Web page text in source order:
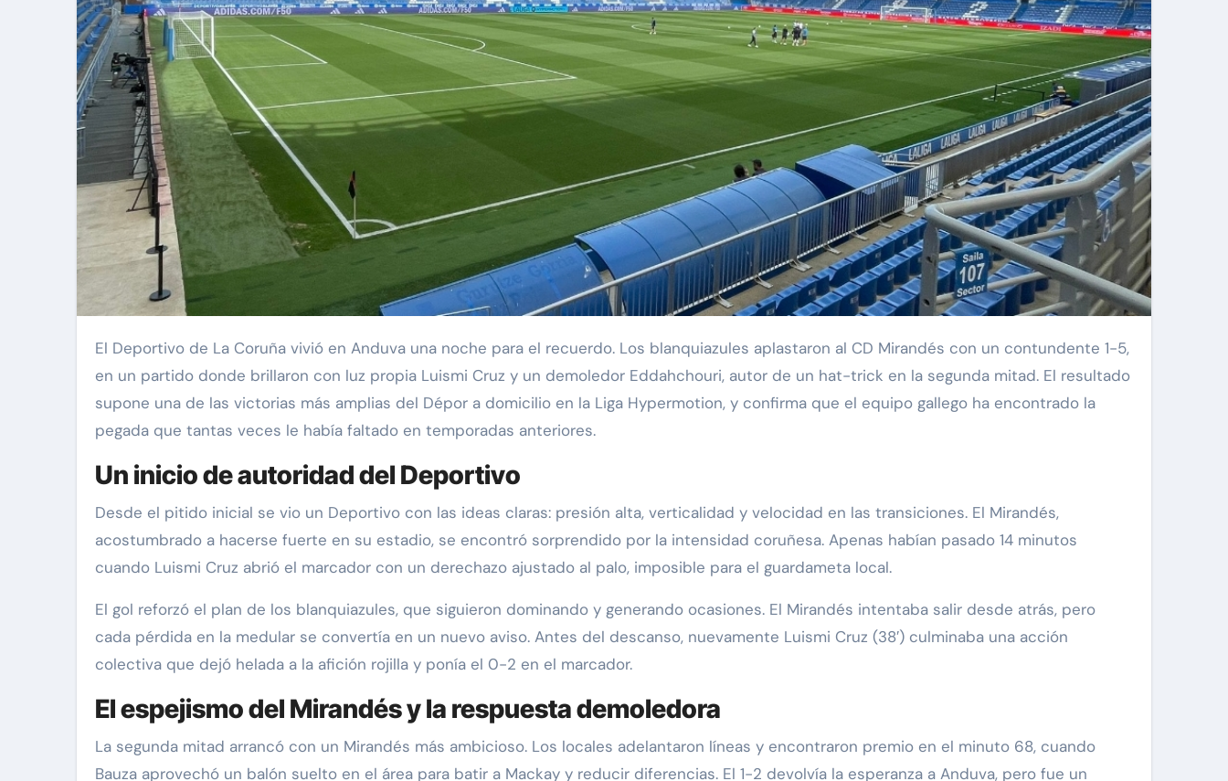
El Deportivo de La Coruña vivió en Anduva una noche para el recuerdo. Los blanquiazules aplastaron al CD Mirandés con un contundente 1-5,
en un partido donde brillaron con luz propia Luismi Cruz y un demoledor Eddahchouri, autor de un hat-trick en la segunda mitad. El resultado
supone una de las victorias más amplias del Dépor a domicilio en la Liga Hypermotion, y confirma que el equipo gallego ha encontrado la
pegada que tantas veces le había faltado en temporadas anteriores.
Un inicio de autoridad del Deportivo
Desde el pitido inicial se vio un Deportivo con las ideas claras: presión alta, verticalidad y velocidad en las transiciones. El Mirandés,
acostumbrado a hacerse fuerte en su estadio, se encontró sorprendido por la intensidad coruñesa. Apenas habían pasado 14 minutos
cuando Luismi Cruz abrió el marcador con un derechazo ajustado al palo, imposible para el guardameta local.
El gol reforzó el plan de los blanquiazules, que siguieron dominando y generando ocasiones. El Mirandés intentaba salir desde atrás, pero
cada pérdida en la medular se convertía en un nuevo aviso. Antes del descanso, nuevamente Luismi Cruz (38′) culminaba una acción
colectiva que dejó helada a la afición rojilla y ponía el 0-2 en el marcador.
El espejismo del Mirandés y la respuesta demoledora
La segunda mitad arrancó con un Mirandés más ambicioso. Los locales adelantaron líneas y encontraron premio en el minuto 68, cuando
Bauza aprovechó un balón suelto en el área para batir a Mackay y reducir diferencias. El 1-2 devolvía la esperanza a Anduva, pero fue un